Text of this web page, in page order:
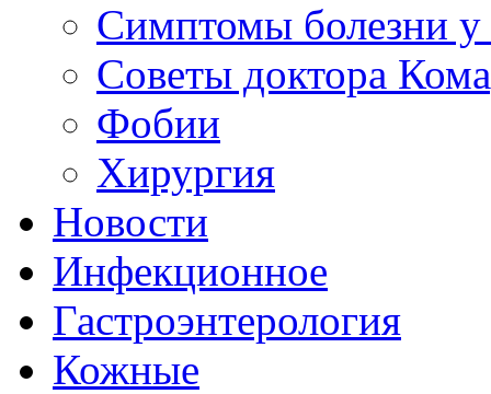
Симптомы болезни у
Советы доктора
Фобии
Хирургия
Новости
Инфекционное
Гастроэнтерология
Кожные